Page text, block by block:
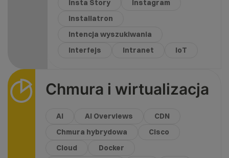
Insta Story
Instagram
Installatron
Intencja wyszukiwania
Interfejs
Intranet IoT
Chmura i wirtualizacja
AI AI Overviews
CDN
Chmura hybrydowa
Cisco
Cloud
Docker